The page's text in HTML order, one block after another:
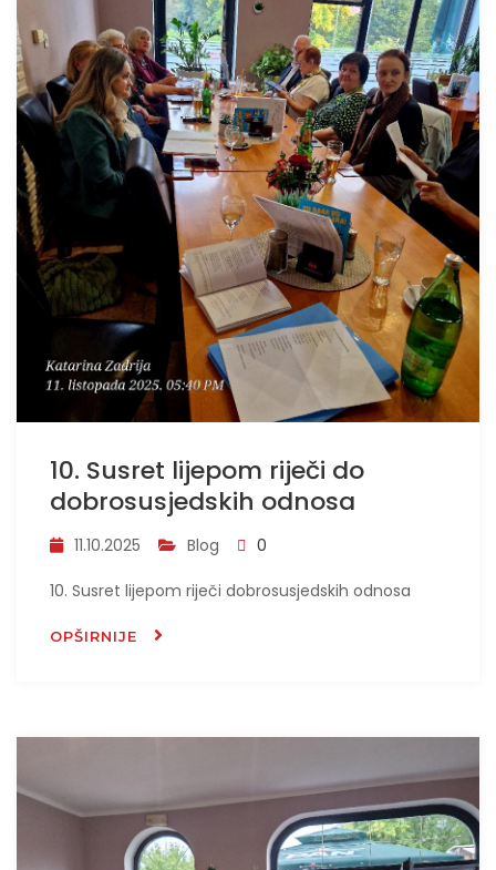
10. Susret lijepom riječi do
dobrosusjedskih odnosa
11.10.2025 Blog 0
10. Susret lijepom riječi dobrosusjedskih odnosa
OPŠIRNIJE